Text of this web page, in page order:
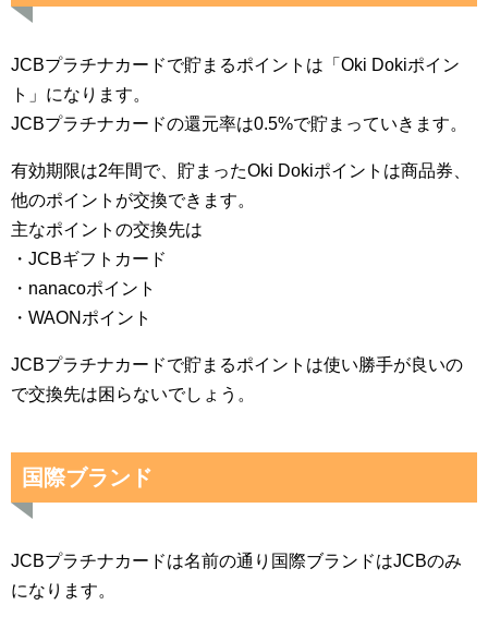
JCBプラチナカードで貯まるポイントは「Oki Dokiポイン
ト」になります。
JCBプラチナカードの還元率は0.5%で貯まっていきます。
有効期限は2年間で、貯まったOki Dokiポイントは商品券、
他のポイントが交換できます。
主なポイントの交換先は
・JCBギフトカード
・nanacoポイント
・WAONポイント
JCBプラチナカードで貯まるポイントは使い勝手が良いの
で交換先は困らないでしょう。
国際ブランド
JCBプラチナカードは名前の通り国際ブランドはJCBのみ
になります。